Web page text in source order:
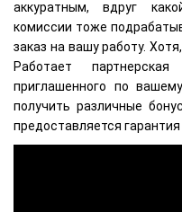
аккуратным, вдруг
комиссии тоже
заказ на вашу работу.
Работает
приглашенного по
получить различные
предоставляется гарантия